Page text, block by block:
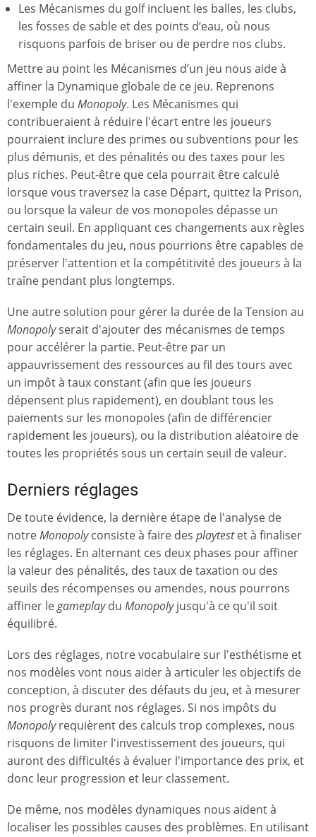
Les Mécanismes du golf incluent les balles, les clubs,
les fosses de sable et des points d’eau, où nous
risquons parfois de briser ou de perdre nos clubs.
Mettre au point les Mécanismes d’un jeu nous aide à
affiner la Dynamique globale de ce jeu. Reprenons
l'exemple du Monopoly. Les Mécanismes qui
contribueraient à réduire l'écart entre les joueurs
pourraient inclure des primes ou subventions pour les
plus démunis, et des pénalités ou des taxes pour les
plus riches. Peut-être que cela pourrait être calculé
lorsque vous traversez la case Départ, quittez la Prison,
ou lorsque la valeur de vos monopoles dépasse un
certain seuil. En appliquant ces changements aux règles
fondamentales du jeu, nous pourrions être capables de
préserver l'attention et la compétitivité des joueurs à la
traîne pendant plus longtemps.
Une autre solution pour gérer la durée de la Tension au
Monopolyserait d'ajouter des mécanismes de temps
pour accélérer la partie. Peut-être par un
appauvrissement des ressources au fil des tours avec
un impôt à taux constant (afin que les joueurs
dépensent plus rapidement), en doublant tous les
paiements sur les monopoles (afin de différencier
rapidement les joueurs), ou la distribution aléatoire de
toutes les propriétés sous un certain seuil de valeur.
Derniers réglages
De toute évidence, la dernière étape de l'analyse de
notreMonopolyconsiste à faire des playtestet à finaliser
les réglages. En alternant ces deux phases pour affiner
la valeur des pénalités, des taux de taxation ou des
seuils des récompenses ou amendes, nous pourrons
affiner legameplaydu Monopolyjusqu'à ce qu'il soit
équilibré.
Lors des réglages, notre vocabulaire sur l'esthétisme et
nos modèles vont nous aider à articuler les objectifs de
conception, à discuter des défauts du jeu, et à mesurer
nos progrès durant nos réglages. Si nos impôts du
Monopolyrequièrent des calculs trop complexes, nous
risquons de limiter l'investissement des joueurs, qui
auront des difficultés à évaluer l'importance des prix, et
donc leur progression et leur classement.
De même, nos modèles dynamiques nous aident à
localiser les possibles causes des problèmes. En utilisant